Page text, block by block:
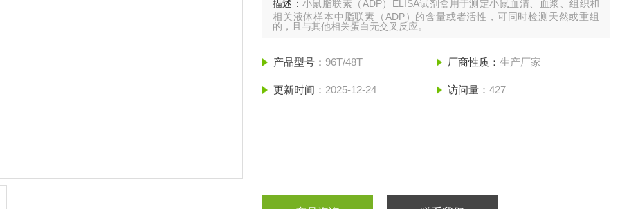
描述：小鼠脂联素（ADP）ELISA试剂盒用于测定小鼠血清、血浆、组织和
相关液体样本中脂联素（ADP）的含量或者活性，可同时检测天然或重组
的，且与其他相关蛋白无交叉反应。
产品型号： 96T/48T 厂商性质： 生产厂家
更新时间： 2025-12-24 访问量： 427